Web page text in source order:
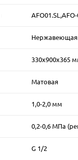
AFO01.SL,AFO-
Нержавеющая
330x900x365
Матовая
1,0-2,0 мм
0,2-0,6 MПa
G 1/2